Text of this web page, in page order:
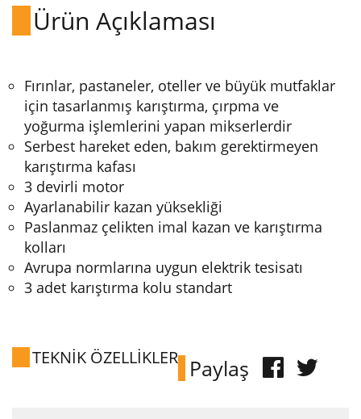
Ürün Açıklaması
Fırınlar, pastaneler, oteller ve büyük mutfaklar
için tasarlanmış karıştırma, çırpma ve
yoğurma işlemlerini yapan mikserlerdir
Serbest hareket eden, bakım gerektirmeyen
karıştırma kafası
3 devirli motor
Ayarlanabilir kazan yüksekliği
Paslanmaz çelikten imal kazan ve karıştırma
kolları
Avrupa normlarına uygun elektrik tesisatı
3 adet karıştırma kolu standart
TEKNİK ÖZELLİKLER Paylaş